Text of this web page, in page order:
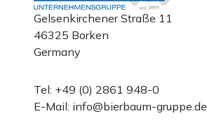
Gelsenkirchener Straße 11
46325 Borken
Germany
Tel: +49 (0) 2861 948-0
E-Mail: info@bierbaum-gruppe.de